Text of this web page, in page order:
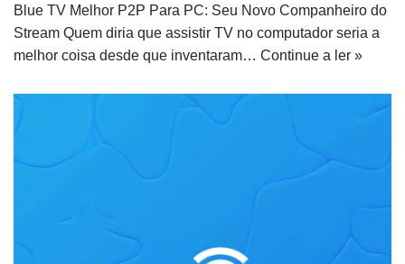
Blue TV Melhor P2P Para PC: Seu Novo Companheiro do
Stream Quem diria que assistir TV no computador seria a
melhor coisa desde que inventaram… Continue a ler »